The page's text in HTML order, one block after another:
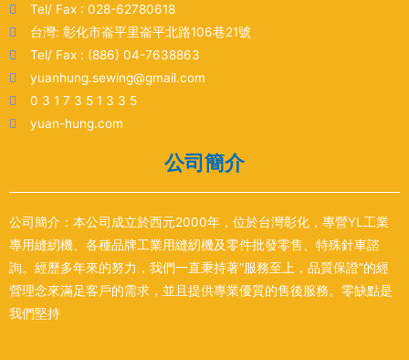
Tel/ Fax : 028-62780618
台灣: 彰化市崙平里崙平北路106巷21號
Tel/ Fax : (886) 04-7638863
yuanhung.sewing@gmail.com
0 3 1 7 3 5 1 3 3 5
yuan-hung.com
公司簡介
公司簡介：本公司成立於西元2000年，位於台灣彰化，專營YL工業
專用縫紉機、各種品牌工業用縫紉機及零件批發零售、特殊針車諮
詢。經歷多年來的努力，我們一直秉持著”服務至上，品質保證”的經
營理念來滿足客戶的需求，並且提供專業優質的售後服務。零缺點是
我們堅持